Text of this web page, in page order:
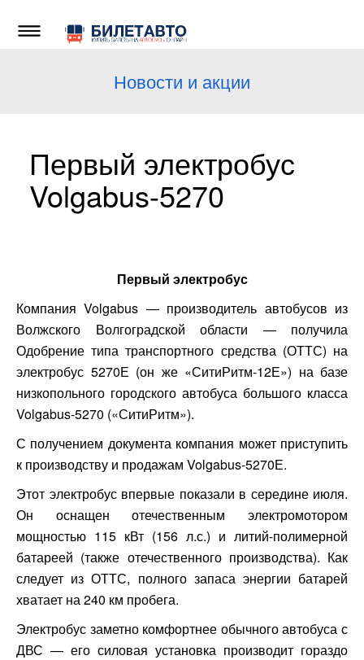
Новости и акции
Первый электробус
Volgabus-5270
Первый электробус
Компания Volgabus — производитель автобусов из
Волжского Волгоградской области — получила
Одобрение типа транспортного средства (ОТТС) на
электробус 5270Е (он же «СитиРитм-12Е») на базе
низкопольного городского автобуса большого класса
Volgabus-5270 («СитиРитм»).
С получением документа компания может приступить
к производству и продажам Volgabus-5270Е.
Этот электробус впервые показали в середине июля.
Он оснащен отечественным электромотором
мощностью 115 кВт (156 л.с.) и литий-полимерной
батареей (также отечественного производства). Как
следует из ОТТС, полного запаса энергии батарей
хватает на 240 км пробега.
Электробус заметно комфортнее обычного автобуса с
ДВС — его силовая установка производит гораздо